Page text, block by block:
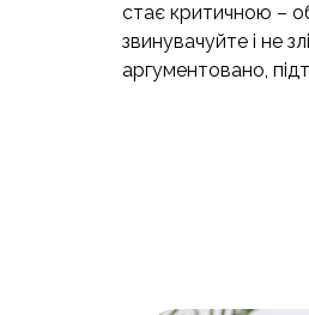
стає критичною –
звинувачуйте і не
аргументовано,